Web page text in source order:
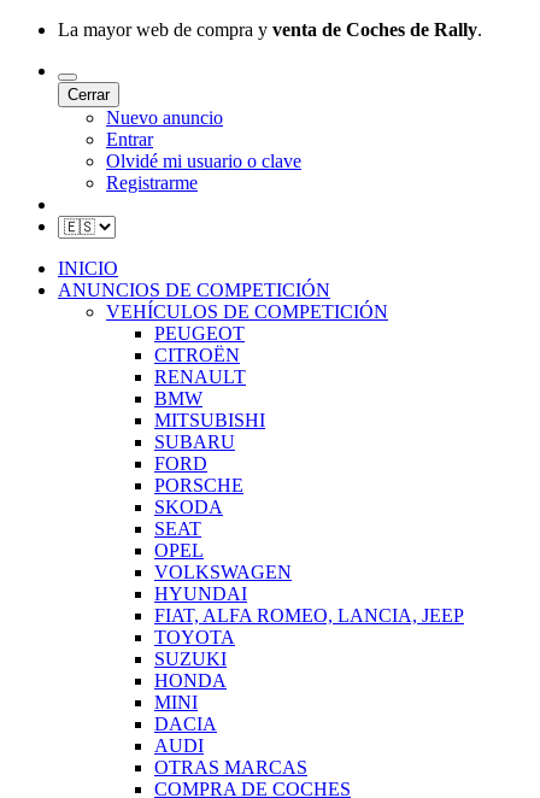
La mayor web de compra y venta de Coches de Rally.
Cerrar
Nuevo anuncio
Entrar
Olvidé mi usuario o clave
Registrarme
INICIO
ANUNCIOS DE COMPETICIÓN
VEHÍCULOS DE COMPETICIÓN
PEUGEOT
CITROËN
RENAULT
BMW
MITSUBISHI
SUBARU
FORD
PORSCHE
SKODA
SEAT
OPEL
VOLKSWAGEN
HYUNDAI
FIAT, ALFA ROMEO, LANCIA, JEEP
TOYOTA
SUZUKI
HONDA
MINI
DACIA
AUDI
OTRAS MARCAS
COMPRA DE COCHES